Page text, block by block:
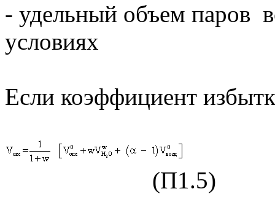
- удельный объем паров
Если коэффициент
(П1.5)